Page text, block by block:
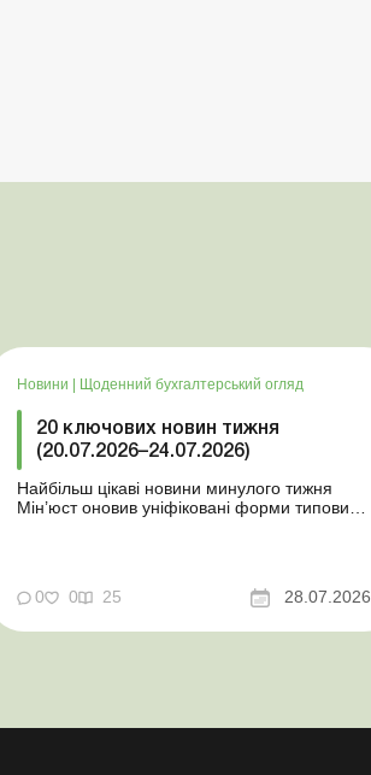
Новини Щоденний бухгалтерський огляд
20 ключових новин тижня
(20.07.2026–24.07.2026)
Найбільш цікаві новини минулого тижня
Мін’юст оновив уніфіковані форми типових
«у розшуку»: що потрібно знати
0 0 25 28.07.2026